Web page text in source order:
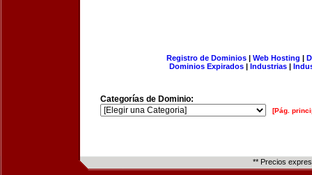
Registro de Dominios| Web Hosting |
Dominios Expirados | Industrias |
Categorías de Dominio:
[Pág.
** Precios